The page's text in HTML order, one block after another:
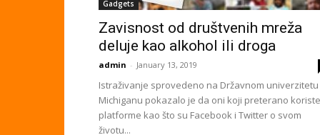
Gadgets
Zavisnost od društvenih mreža
deluje kao alkohol ili droga
admin - January 13, 2019
Istraživanje sprovedeno na Državnom univerzitetu
Michiganu pokazalo je da oni koji preterano koriste
platforme kao što su Facebook i Twitter o svom
životu...